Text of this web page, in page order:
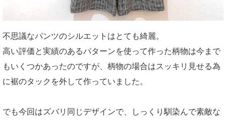
不思議なパンツのシルエットはとても綺麗。
高い評価と実績のあるパターンを使って作った柄物は今まで
もいくつかあったのですが、柄物の場合はスッキリ見せる為
に裾のタックを外して作っていました。
でも今回はズバリ同じデザインで、しっくり馴染んで素敵な